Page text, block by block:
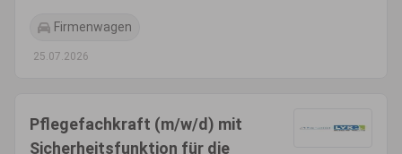
Firmenwagen
25.07.2026
Pflegefachkraft (m/w/d) mit
Sicherheitsfunktion für die